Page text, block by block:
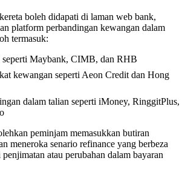
boleh didapati di laman web bank,
platform perbandingan kewangan dalam
termasuk:
seperti Maybank, CIMB, dan RHB
kewangan seperti Aeon Credit dan Hong
dalam talian seperti iMoney, RinggitPlus,
peminjam memasukkan butiran
meneroka senario refinance yang berbeza
atau perubahan dalam bayaran